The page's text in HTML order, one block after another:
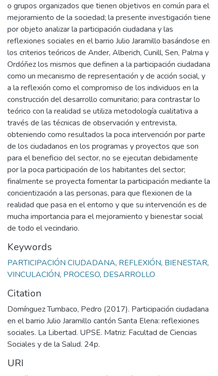
o grupos organizados que tienen objetivos en común para el
mejoramiento de la sociedad; la presente investigación tiene
por objeto analizar la participación ciudadana y las
reflexiones sociales en el barrio Julio Jaramillo basándose en
los criterios teóricos de Ander, Alberich, Cunill, Sen, Palma y
Ordóñez los mismos que definen a la participación ciudadana
como un mecanismo de representación y de acción social, y
a la reflexión como el compromiso de los individuos en la
construcción del desarrollo comunitario; para contrastar lo
teórico con la realidad se utiliza metodología cualitativa a
través de las técnicas de observación y entrevista,
obteniendo como resultados la poca intervención por parte
de los ciudadanos en los programas y proyectos que son
para el beneficio del sector, no se ejecutan debidamente
por la poca participación de los habitantes del sector;
finalmente se proyecta fomentar la participación mediante la
concientización a las personas, para que flexionen de la
realidad que pasa en el entorno y que su intervención es de
mucha importancia para el mejoramiento y bienestar social
de todo el vecindario.
Keywords
PARTICIPACIÓN CIUDADANA, REFLEXIÓN, BIENESTAR,
VINCULACIÓN, PROCESO, DESARROLLO
Citation
Domínguez Tumbaco, Pedro (2017). Participación ciudadana
en el barrio Julio Jaramillo cantón Santa Elena: reflexiones
sociales. La Libertad. UPSE. Matriz: Facultad de Ciencias
Sociales y de la Salud. 24p.
URI